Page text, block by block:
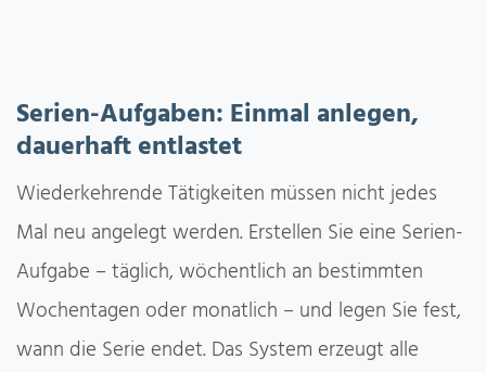
Serien-Aufgaben: Einmal anlegen,
dauerhaft entlastet
Wiederkehrende Tätigkeiten müssen nicht jedes
Mal neu angelegt werden. Erstellen Sie eine Serien-
Aufgabe – täglich, wöchentlich an bestimmten
Wochentagen oder monatlich – und legen Sie fest,
wann die Serie endet. Das System erzeugt alle